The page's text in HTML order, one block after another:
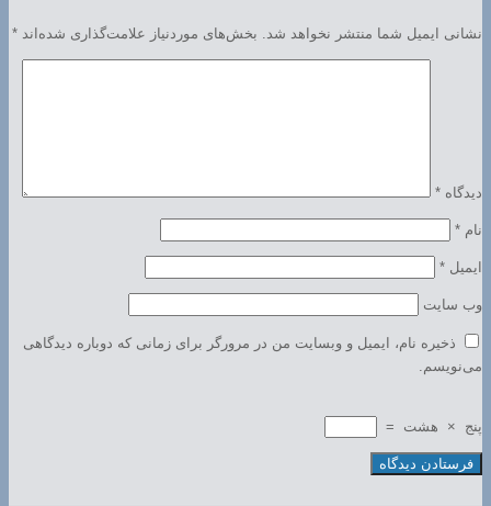
نشانی ایمیل شما منتشر نخواهد شد. بخش‌های موردنیاز علامت‌گذاری شده‌اند *
دیدگاه *
نام *
ایمیل *
وب‌ سایت
ذخیره نام، ایمیل و وبسایت من در مرورگر برای زمانی که دوباره دیدگاهی
می‌نویسم.
پنج × هشت =